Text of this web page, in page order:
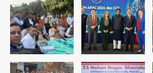
3
युवा इनोवेटरों की सोच से
पुलिस
Team JHJ